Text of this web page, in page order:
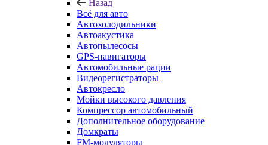
Назад
Всё для авто
Автохолодильники
Автоакустика
Автопылесосы
GPS-навигаторы
Автомобильные рации
Видеорегистраторы
Автокресло
Мойки высокого давления
Компрессор автомобильный
Дополнительное оборудование
Домкраты
FM-модуляторы